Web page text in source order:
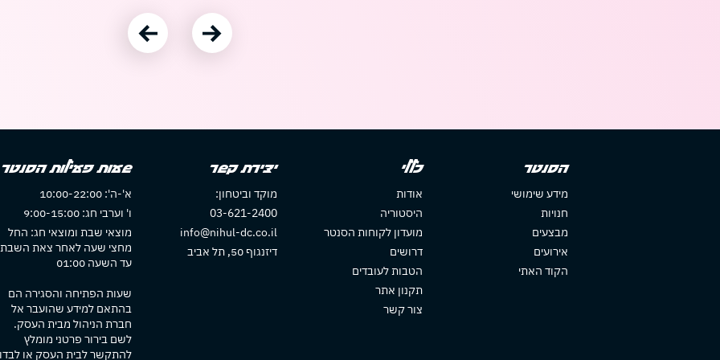
עבור לתמונה הקודמת עבור לתמונה הבאה
הסנטר
מידע שימושי
חנויות
מבצעים
אירועים
הקוד האתי
כללי
אודות
היסטוריה
מועדון לקוחות הסנטר
דרושים
הטבות לעובדים
תקנון אתר
צור קשר
יצירת קשר
מוקד וביטחון:
03-621-2400
info@nihul-dc.co.il
דיזנגוף 50, תל אביב
שעות פעילות הסנטר
א'-ה': 10:00-22:00
ו' וערבי חג: 9:00-15:00
מוצאי שבת ומוצאי חג: החל
מחצי שעה לאחר צאת השבת
עד השעה 01:00
שעות הפתיחה והסגירה הם
בהתאם למידע שהועבר אל
חברת הניהול מבית העסק.
לשם בירור פרטני מומלץ
להתקשר לבית העסק או